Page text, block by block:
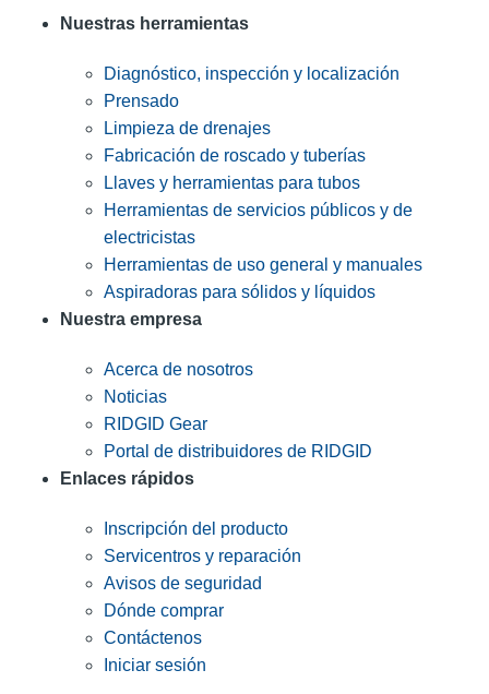
Nuestras herramientas
Diagnóstico, inspección y localización
Prensado
Limpieza de drenajes
Fabricación de roscado y tuberías
Llaves y herramientas para tubos
Herramientas de servicios públicos y de
electricistas
Herramientas de uso general y manuales
Aspiradoras para sólidos y líquidos
Nuestra empresa
Acerca de nosotros
Noticias
RIDGID Gear
Portal de distribuidores de RIDGID
Enlaces rápidos
Inscripción del producto
Servicentros y reparación
Avisos de seguridad
Dónde comprar
Contáctenos
Iniciar sesión